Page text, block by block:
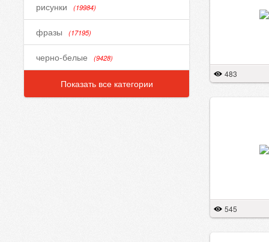
рисунки (19984)
фразы (17195)
черно-белые (9428)
Показать все категории
483
545